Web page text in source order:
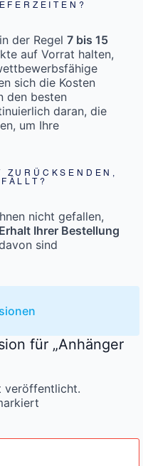
der Regel 7 bis 15
auf Vorrat halten,
sich die Kosten
den besten
daran, die
um Ihre
ZURÜCKSENDEN,
nicht gefallen,
Ihrer Bestellung
sind
für „Anhänger
veröffentlicht.